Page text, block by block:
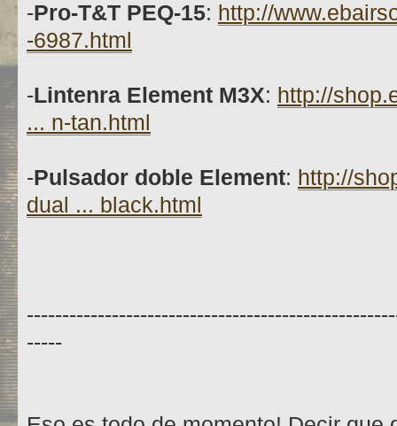
-Pro-T&T PEQ-15: http://
-6987.html
-Lintenra Element M3X: http://
... n-tan.html
-Pulsador doble Element: http://
dual ... black.html
-----